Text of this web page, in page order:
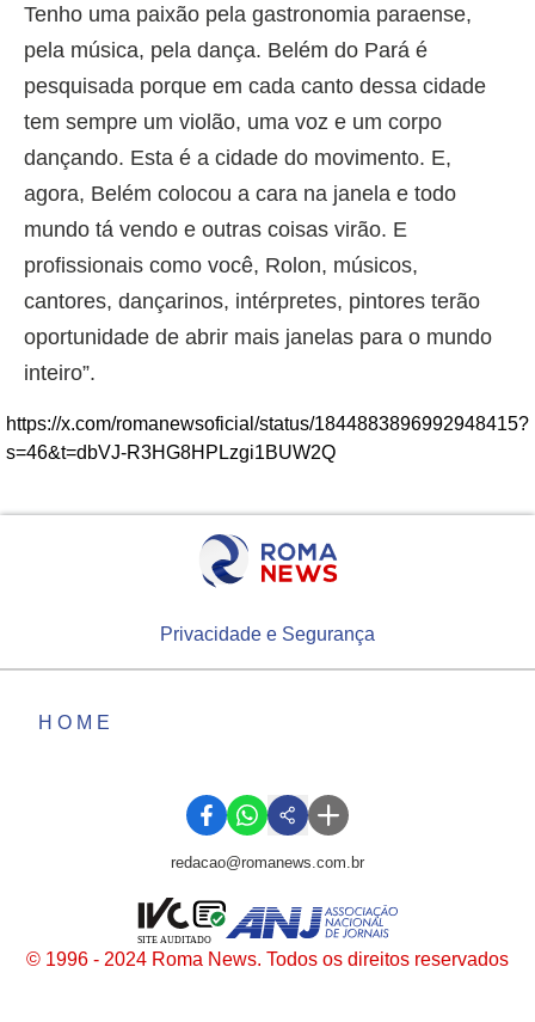
Tenho uma paixão pela gastronomia paraense,
pela música, pela dança. Belém do Pará é
pesquisada porque em cada canto dessa cidade
tem sempre um violão, uma voz e um corpo
dançando. Esta é a cidade do movimento. E,
agora, Belém colocou a cara na janela e todo
mundo tá vendo e outras coisas virão. E
profissionais como você, Rolon, músicos,
cantores, dançarinos, intérpretes, pintores terão
oportunidade de abrir mais janelas para o mundo
inteiro”.
https://x.com/romanewsoficial/status/1844883896992948415?
s=46&t=dbVJ-R3HG8HPLzgi1BUW2Q
Privacidade e Segurança
HOME
redacao@romanews.com.br
© 1996 - 2024 Roma News. Todos os direitos reservados
SITE AUDITADO